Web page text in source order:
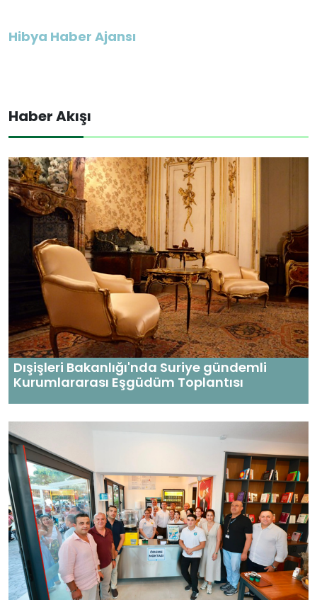
Hibya Haber Ajansı
Haber Akışı
Dışişleri Bakanlığı'nda Suriye gündemli
Kurumlararası Eşgüdüm Toplantısı